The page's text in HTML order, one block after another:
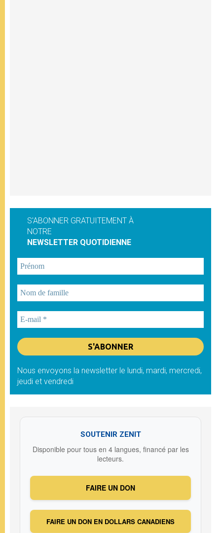
S'ABONNER GRATUITEMENT À
NOTRE
NEWSLETTER QUOTIDIENNE
Nous envoyons la newsletter le lundi, mardi, mercredi,
jeudi et vendredi
SOUTENIR ZENIT
Disponible pour tous en 4 langues, financé par les
lecteurs.
FAIRE UN DON
FAIRE UN DON EN DOLLARS CANADIENS